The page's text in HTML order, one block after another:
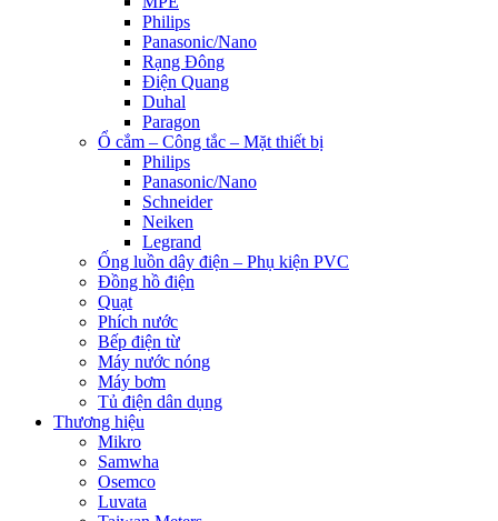
Philips
Panasonic/Nano
Rạng Đông
Điện Quang
Duhal
Paragon
Ổ cắm – Công tắc – Mặt thiết bị
Philips
Panasonic/Nano
Schneider
Neiken
Legrand
Ống luồn dây điện – Phụ kiện PVC
Đồng hồ điện
Quạt
Phích nước
Bếp điện từ
Máy nước nóng
Máy bơm
Tủ điện dân dụng
Thương hiệu
Mikro
Samwha
Osemco
Luvata